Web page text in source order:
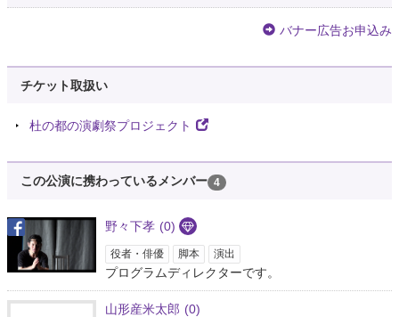
バナー広告お申込み
チケット取扱い
杜の都の演劇祭プロジェクト
この公演に携わっているメンバー 4
野々下孝 (0)
役者・俳優 脚本 演出
プログラムディレクターです。
山形産米太郎 (0)